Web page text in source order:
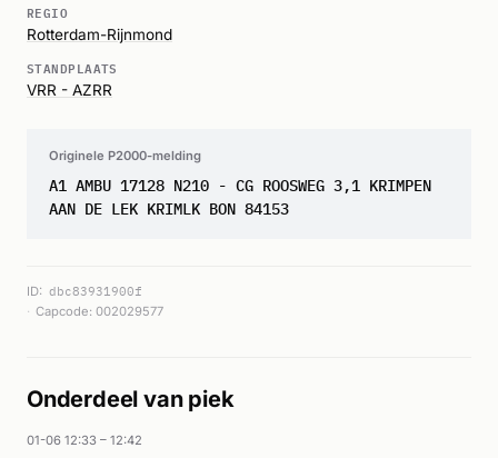
REGIO
Rotterdam-Rijnmond
STANDPLAATS
VRR - AZRR
Originele P2000-melding
A1 AMBU 17128 N210 - CG ROOSWEG 3,1 KRIMPEN
AAN DE LEK KRIMLK BON 84153
ID: dbc83931900f
Capcode: 002029577
Onderdeel van piek
01-06 12:33 – 12:42